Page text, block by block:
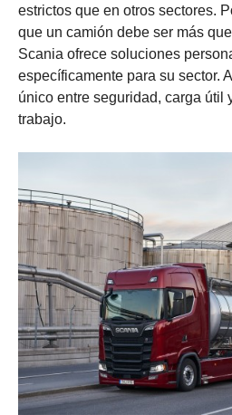
estrictos que en otros sectores.
que un camión debe ser más
Scania ofrece soluciones
específicamente para su sector.
único entre seguridad, carga útil
trabajo.